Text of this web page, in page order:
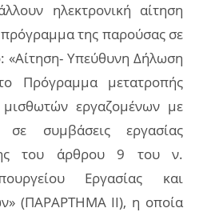
ηλεκτρονική αίτηση
της παρούσας σε
«Αίτηση- Υπεύθυνη Δήλωση
Πρόγραμμα μετατροπής
εργαζομένων με
σε συμβάσεις εργασίας
του άρθρου 9 του ν.
Εργασίας και
(ΠΑΡΑΡΤΗΜΑ ΙΙ), η οποία